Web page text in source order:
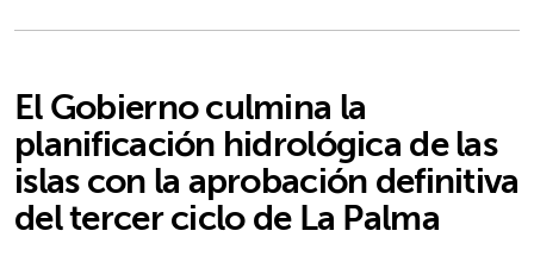
El Gobierno culmina la
planificación hidrológica de las
islas con la aprobación definitiva
del tercer ciclo de La Palma